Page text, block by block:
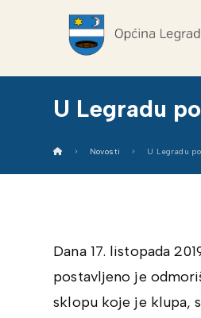
U Legradu
Novosti U Legradu
Dana 17. listopada
postavljeno je
sklopu koje je klupa,